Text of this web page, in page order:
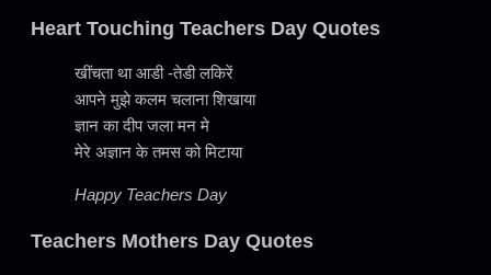
Heart Touching Teachers Day Quotes
खींचता था आडी -तेडी लकिरें
आपने मुझे कलम चलाना शिखाया
ज्ञान का दीप जला मन मे
मेरे अज्ञान के तमस को मिटाया
Happy Teachers Day
Teachers Mothers Day Quotes